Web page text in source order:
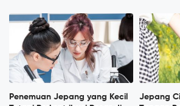
Penemuan Jepang yang Kecil
Jepang